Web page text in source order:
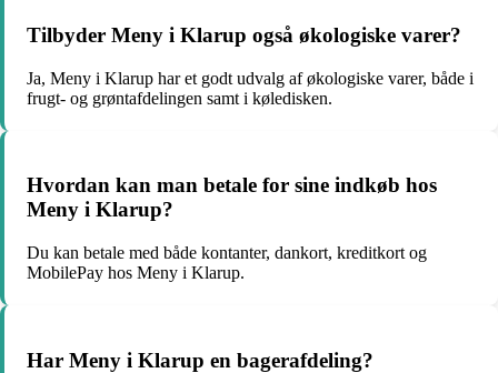
Tilbyder Meny i Klarup også økologiske varer?
Ja, Meny i Klarup har et godt udvalg af økologiske varer, både i
frugt- og grøntafdelingen samt i køledisken.
Hvordan kan man betale for sine indkøb hos
Meny i Klarup?
Du kan betale med både kontanter, dankort, kreditkort og
MobilePay hos Meny i Klarup.
Har Meny i Klarup en bagerafdeling?